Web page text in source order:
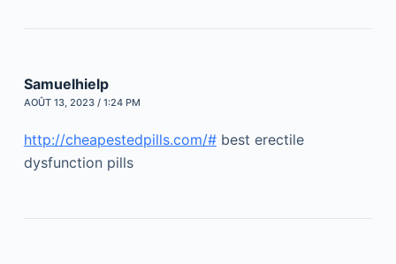
Samuelhielp
AOÛT 13, 2023 / 1:24 PM
http://cheapestedpills.com/#best erectile
dysfunction pills